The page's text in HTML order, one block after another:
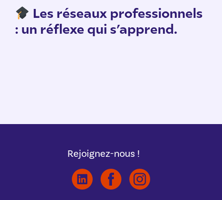
Les réseaux professionnels
: un réflexe qui s’apprend.
Rejoignez-nous !